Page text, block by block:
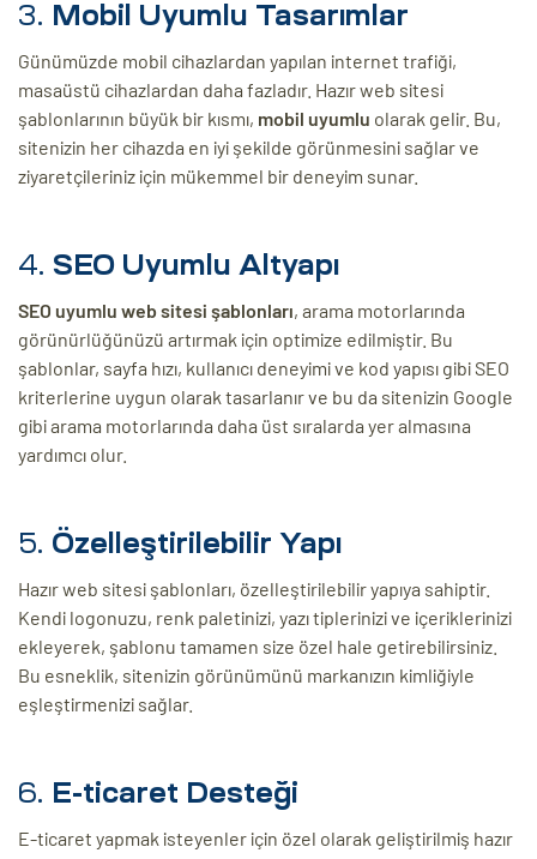
3. Mobil Uyumlu Tasarımlar
Günümüzde mobil cihazlardan yapılan internet trafiği,
masaüstü cihazlardan daha fazladır. Hazır web sitesi
şablonlarının büyük bir kısmı, mobil uyumlu olarak gelir. Bu,
sitenizin her cihazda en iyi şekilde görünmesini sağlar ve
ziyaretçileriniz için mükemmel bir deneyim sunar.
4. SEO Uyumlu Altyapı
SEO uyumlu web sitesi şablonları, arama motorlarında
görünürlüğünüzü artırmak için optimize edilmiştir. Bu
şablonlar, sayfa hızı, kullanıcı deneyimi ve kod yapısı gibi SEO
kriterlerine uygun olarak tasarlanır ve bu da sitenizin Google
gibi arama motorlarında daha üst sıralarda yer almasına
yardımcı olur.
5. Özelleştirilebilir Yapı
Hazır web sitesi şablonları, özelleştirilebilir yapıya sahiptir.
Kendi logonuzu, renk paletinizi, yazı tiplerinizi ve içeriklerinizi
ekleyerek, şablonu tamamen size özel hale getirebilirsiniz.
Bu esneklik, sitenizin görünümünü markanızın kimliğiyle
eşleştirmenizi sağlar.
6. E-ticaret Desteği
E-ticaret yapmak isteyenler için özel olarak geliştirilmiş hazır